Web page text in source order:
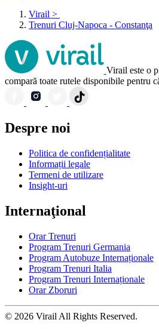
Virail >
Trenuri Cluj-Napoca - Constanţa
Virail este o
compară toate rutele disponibile pentru
Despre noi
Politica de confidențialitate
Informații legale
Termeni de utilizare
Insight-uri
Internaţional
Orar Trenuri
Program Trenuri Germania
Program Autobuze Internaționale
Program Trenuri Italia
Program Trenuri Internaționale
Orar Zboruri
© 2026 Virail All Rights Reserved.